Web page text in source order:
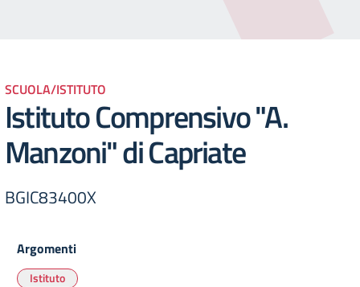
SCUOLA/ISTITUTO
Istituto Comprensivo "A.
Manzoni" di Capriate
BGIC83400X
Argomenti
Istituto